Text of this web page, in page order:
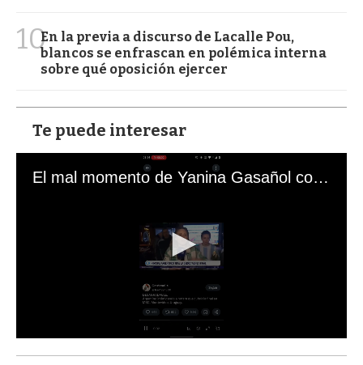
10En la previa a discurso de Lacalle Pou,
blancos se enfrascan en polémica interna
sobre qué oposición ejercer
Te puede interesar
El mal momento de Yanina Gasañol con un hincha argentino en "Subrayado"
s